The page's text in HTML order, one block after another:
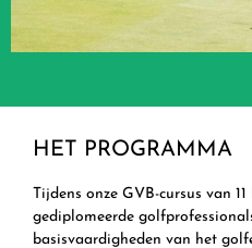
HET PROGRAMMA
Tijdens onze GVB-cursus van
gediplomeerde
basisvaardigheden van het